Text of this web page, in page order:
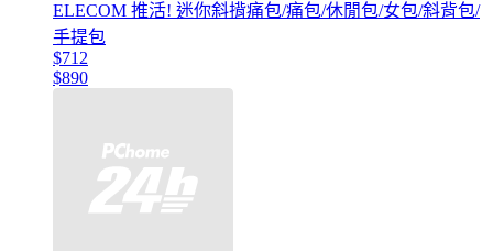
ELECOM 推活! 迷你斜揹痛包/痛包/休閒包/女包/斜背包/
手提包
$712
$890